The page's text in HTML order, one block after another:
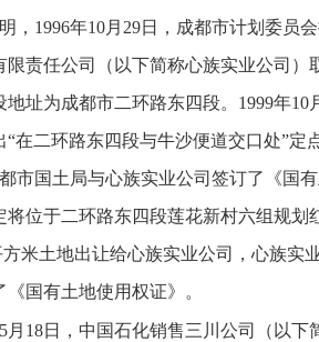
，1996年10月29日，成都市计划委员
限责任公司（以下简称心族实业公司）
地址为成都市二环路东四段。1999年10
“在二环路东四段与牛沙便道交口处”定
市国土局与心族实业公司签订了《国
将位于二环路东四段莲花新村六组规划
方米土地出让给心族实业公司，心族实
《国有土地使用权证》。
月18日，中国石化销售三川公司（以下